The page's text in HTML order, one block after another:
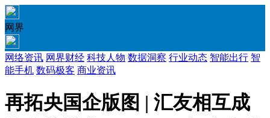
网界
网络资讯 网界财经 科技人物 数据洞察 行业动态 智能出行 智
能手机 数码极客 商业资讯
再拓央国企版图 | 汇友相互成